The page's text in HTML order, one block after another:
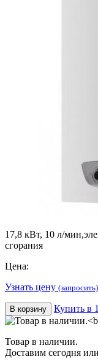
17,8 кВт, 10 л/
сгорания
Цена:
Узнать цену (запросить)
В корзину Купить в
Товар в наличии.
Доставим сегодня